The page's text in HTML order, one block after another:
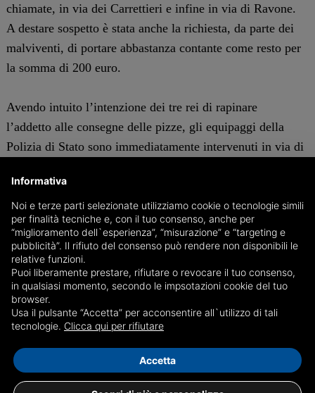
chiamate, in via dei Carrettieri e infine in via di Ravone.
A destare sospetto è stata anche la richiesta, da parte dei
malviventi, di portare abbastanza contante come resto per
la somma di 200 euro.
Avendo intuito l’intenzione dei tre rei di rapinare
l’addetto alle consegne delle pizze, gli equipaggi della
Polizia di Stato sono immediatamente intervenuti in via di
All’atto del controllo, il ventinovenne ha cercato invano
di disfarsi di uno zaino contenente una pistola giocattolo
priva del tappo rosso, un paio di guanti e un cappellino
con fori tipo passamontagna, mentre il ventiseienne è
stato trovato in possesso del telefono cellulare la cui
utenza telefonica risultava la stessa utilizzata per
effettuare le chiamate in pizzeria.
Informativa
Noi e terze parti selezionate utilizziamo cookie o tecnologie simili
per finalità tecniche e, con il tuo consenso, anche per
“miglioramento dell`esperienza”, “misurazione” e “targeting e
pubblicità”. Il rifiuto del consenso può rendere non disponibili le
relative funzioni.
Puoi liberamente prestare, rifiutare o revocare il tuo consenso,
in qualsiasi momento, secondo le impsotazioni cookie del tuo
browser.
Usa il pulsante “Accetta” per acconsentire all`utilizzo di tali
tecnologie. Clicca qui per rifiutare
Accetta